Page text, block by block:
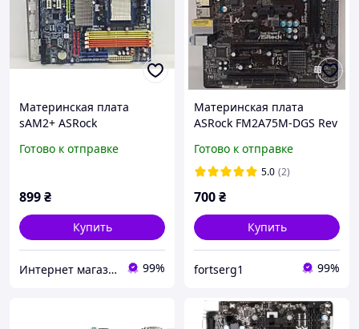
Материнская плата
sAM2+ ASRock
AM2+,DDR2,б/у)
Готово к отправке
899₴
Купить
Интернет магазин Компі 99%
Материнская плата
ASRock FM2A75M-DGS Rev
MicroATX / 2 x DDR3 б/у
Готово к отправке
5.0 (2)
700₴
Купить
fortserg1 99%